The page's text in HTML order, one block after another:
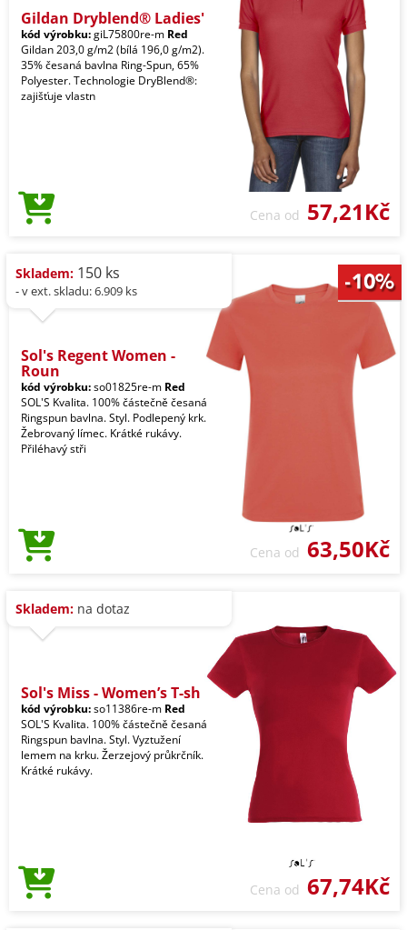
Gildan Dryblend® Ladies'
kód výrobku:giL75800re-m Red
Gildan 203,0 g/m2 (bílá 196,0 g/m2).
35% česaná bavlna Ring-Spun, 65%
Polyester. Technologie DryBlend®:
zajišťuje vlastn
Cena od 57,21Kč
Skladem: 150 ks
- v ext. skladu: 6.909 ks
Sol's Regent Women -
Roun
kód výrobku:so01825re-m Red
SOL'S Kvalita. 100% částečně česaná
Ringspun bavlna. Styl. Podlepený krk.
Žebrovaný límec. Krátké rukávy.
Přiléhavý stři
Cena od 63,50Kč
Skladem: na dotaz
Sol's Miss - Women’s T-sh
kód výrobku:so11386re-m Red
SOL'S Kvalita. 100% částečně česaná
Ringspun bavlna. Styl. Vyztužení
lemem na krku. Žerzejový průkrčník.
Krátké rukávy.
Cena od 67,74Kč